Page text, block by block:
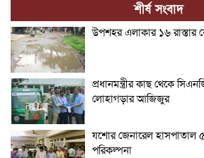
শীর্ষ সংবাদ
উপশহর এলাকার ১৬ রাস্তার
প্রধানমন্ত্রীর কাছ থেকে
লোহাগড়ার আজিজুর
যশোর জেনারেল হাসপাতাল
পরিকল্পনা